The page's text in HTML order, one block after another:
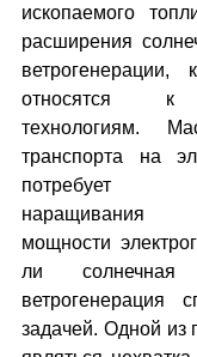
ископаемого
расширения
относятся к
технологиям.
транспорта на
потребует
наращивания
мощности
ли солнечная
ветрогенерация
задачей. Одной из